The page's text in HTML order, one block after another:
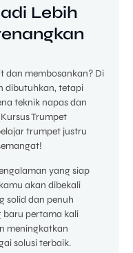
Lebih
dan membosankan? Di
dibutuhkan, tetapi
teknik napas dan
Trumpet
trumpet justru
yang siap
akan dibekali
solid dan penuh
baru pertama kali
meningkatkan
solusi terbaik.